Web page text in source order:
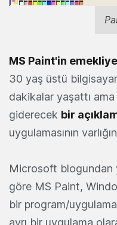
MS Paint'in
30 yaş üstü bilgisayar
dakikalar yaşattı ama
giderecek bir
uygulamasının
Microsoft blogundan
göre MS Paint,
bir program/
ayrı bir uygulama